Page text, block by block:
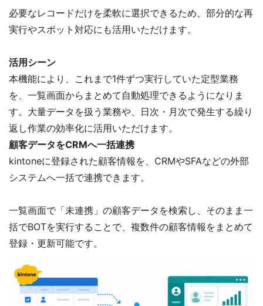
必要なレコードだけを柔軟に選択できるため、部分的な再
実行やスポット対応にも活用いただけます。
活用シーン
本機能により、これまで1件ずつ実行していた定型業務
を、一覧画面からまとめて自動処理できるようになりま
す。大量データを扱う業務や、日次・月次で発生する繰り
返し作業の効率化に活用いただけます。
顧客データをCRMへ一括連携
kintoneに登録された顧客情報を、CRMやSFAなどの外部
システムへ一括で連携できます。
一覧画面で「未連携」の顧客データを検索し、そのまま一
括でBOTを実行することで、複数件の顧客情報をまとめて
登録・更新可能です。